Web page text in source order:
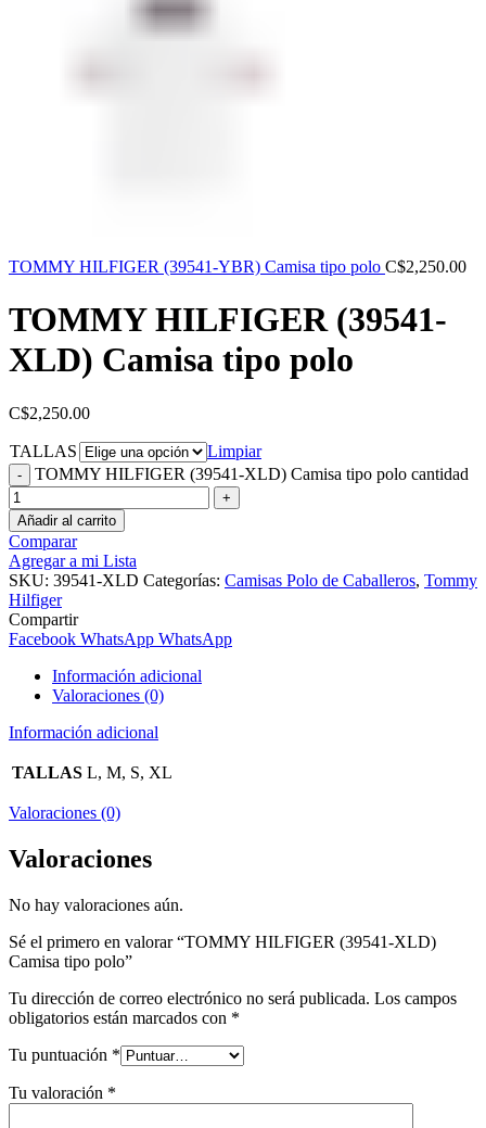
TOMMY HILFIGER (39541-YBR) Camisa tipo polo C$2,250.00
TOMMY HILFIGER (39541-
XLD) Camisa tipo polo
C$2,250.00
TALLAS
Limpiar
TOMMY HILFIGER (39541-XLD) Camisa tipo polo cantidad
Añadir al carrito
Comparar
Agregar a mi Lista
SKU: 39541-XLD Categorías: Camisas Polo de Caballeros, Tommy
Hilfiger
Compartir
Facebook WhatsApp WhatsApp
Información adicional
Valoraciones (0)
Información adicional
TALLAS L, M, S, XL
Valoraciones (0)
Valoraciones
No hay valoraciones aún.
Sé el primero en valorar “TOMMY HILFIGER (39541-XLD)
Camisa tipo polo”
Tu dirección de correo electrónico no será publicada. Los campos
obligatorios están marcados con *
Tu puntuación *
Tu valoración *